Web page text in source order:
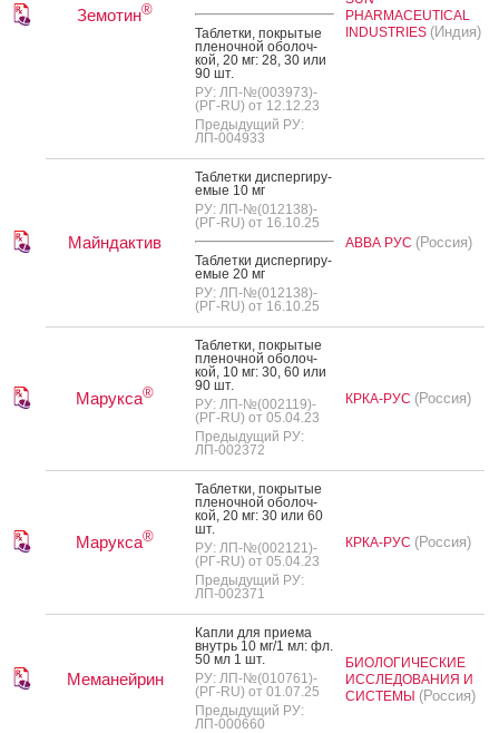
Земотин®
Таб­летки, пок­ры­тые
пле­ноч­ной обо­лоч­
кой, 20 мг: 28, 30 или
90 шт.
РУ: ЛП-№(003973)-
(РГ-RU) от 12.12.23
Предыдущий РУ:
ЛП-004933
PHARMACEUTICAL
INDUSTRIES (Индия)
Майндактив
Таб­летки дис­перги­ру­
емые 10 мг
РУ: ЛП-№(012138)-
(РГ-RU) от 16.10.25
Таб­летки дис­перги­ру­
емые 20 мг
РУ: ЛП-№(012138)-
(РГ-RU) от 16.10.25
АВВА РУС (Россия)
Марукса®
Таб­летки, пок­ры­тые
пле­ноч­ной обо­лоч­
кой, 10 мг: 30, 60 или
90 шт.
РУ: ЛП-№(002119)-
(РГ-RU) от 05.04.23
Предыдущий РУ:
ЛП-002372
КРКА-РУС (Россия)
Марукса®
Таб­летки, пок­ры­тые
пле­ноч­ной обо­лоч­
кой, 20 мг: 30 или 60
шт.
РУ: ЛП-№(002121)-
(РГ-RU) от 05.04.23
Предыдущий РУ:
ЛП-002371
КРКА-РУС (Россия)
Меманейрин
Кап­ли для при­ема
внутрь 10 мг/1 мл: фл.
50 мл 1 шт.
РУ: ЛП-№(010761)-
(РГ-RU) от 01.07.25
Предыдущий РУ:
ЛП-000660
БИОЛОГИЧЕСКИЕ
ИССЛЕДОВАНИЯ И
СИСТЕМЫ (Россия)